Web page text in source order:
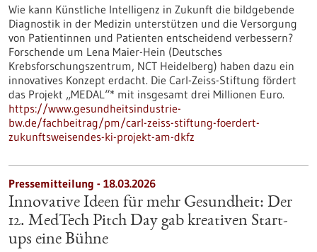
Wie kann Künstliche Intelligenz in Zukunft die bildgebende
Diagnostik in der Medizin unterstützen und die Versorgung
von Patientinnen und Patienten entscheidend verbessern?
Forschende um Lena Maier-Hein (Deutsches
Krebsforschungszentrum, NCT Heidelberg) haben dazu ein
innovatives Konzept erdacht. Die Carl-Zeiss-Stiftung fördert
das Projekt „MEDAL“* mit insgesamt drei Millionen Euro.
https://www.gesundheitsindustrie-
bw.de/fachbeitrag/pm/carl-zeiss-stiftung-foerdert-
zukunftsweisendes-ki-projekt-am-dkfz
Pressemitteilung - 18.03.2026
Innovative Ideen für mehr Gesundheit: Der
12. MedTech Pitch Day gab kreativen Start-
ups eine Bühne